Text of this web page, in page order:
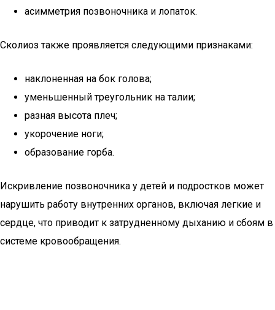
асимметрия позвоночника и лопаток.
Сколиоз также проявляется следующими признаками:
наклоненная на бок голова;
уменьшенный треугольник на талии;
разная высота плеч;
укорочение ноги;
образование горба.
Искривление позвоночника у детей и подростков может
нарушить работу внутренних органов, включая легкие и
сердце, что приводит к затрудненному дыханию и сбоям в
системе кровообращения.